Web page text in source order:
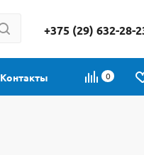
+375 (29) 632-28-
0
Контакты